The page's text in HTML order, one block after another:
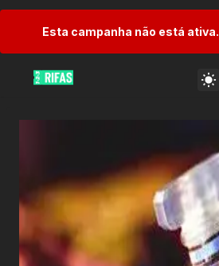
Esta campanha não está ativa.